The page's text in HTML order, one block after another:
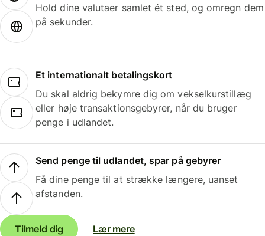
Hold dine valutaer samlet ét sted, og omregn dem
på sekunder.
Et internationalt betalingskort
Du skal aldrig bekymre dig om vekselkurstillæg
eller høje transaktionsgebyrer, når du bruger
penge i udlandet.
Send penge til udlandet, spar på gebyrer
Få dine penge til at strække længere, uanset
afstanden.
Tilmeld dig Lær mere